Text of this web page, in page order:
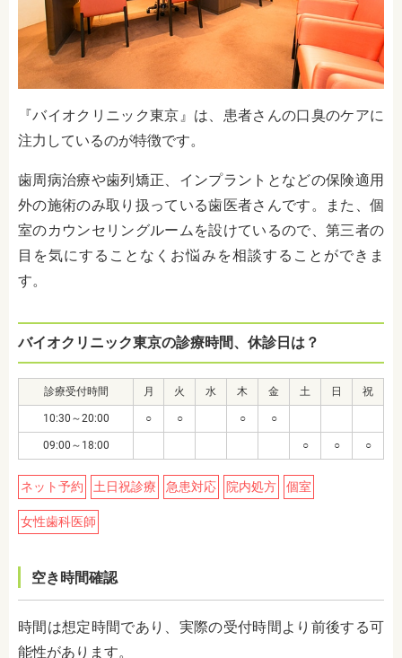
『バイオクリニック東京』は、患者さんの口臭のケアに
注力しているのが特徴です。
歯周病治療や歯列矯正、インプラントとなどの保険適用
外の施術のみ取り扱っている歯医者さんです。また、個
室のカウンセリングルームを設けているので、第三者の
目を気にすることなくお悩みを相談することができま
す。
バイオクリニック東京の診療時間、休診日は？
診療受付時間 月 火 水 木 金 土 日 祝
10:30～20:00 ○ ○ ○ ○
09:00～18:00 ○ ○ ○
ネット予約 土日祝診療 急患対応 院内処方 個室
女性歯科医師
空き時間確認
時間は想定時間であり、実際の受付時間より前後する可
能性があります。